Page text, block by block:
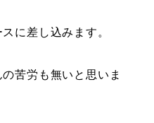
に差し込みます。
苦労も無いと思いま